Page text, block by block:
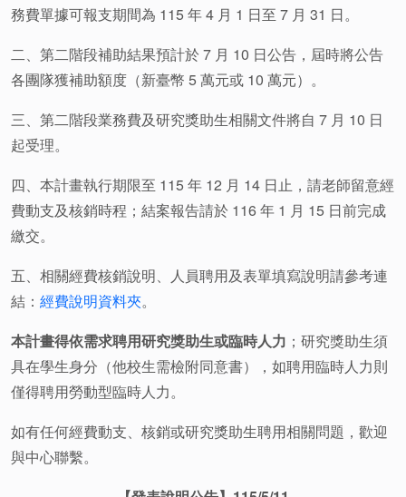
務費單據可報支期間為 115 年 4 月 1 日至 7 月 31 日。
二、第二階段補助結果預計於 7 月 10 日公告，屆時將公告
各團隊獲補助額度（新臺幣 5 萬元或 10 萬元）。
三、第二階段業務費及研究獎助生相關文件將自 7 月 10 日
起受理。
四、本計畫執行期限至 115 年 12 月 14 日止，請老師留意經
費動支及核銷時程；結案報告請於 116 年 1 月 15 日前完成
繳交。
五、相關經費核銷說明、人員聘用及表單填寫說明請參考連
結： 經費說明資料夾。
本計畫得依需求聘用研究獎助生或臨時人力 ； 研究獎助生須
具在學生身分（他校生需檢附同意書）， 如聘用臨時人力則
僅得聘用勞動型臨時人力。
如有任何經費動支、 核銷或研究獎助生聘用相關問題，歡迎
與中心聯繫。